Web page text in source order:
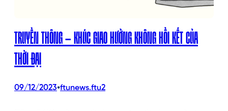
TRUYỀN THÔNG – KHÚC GIAO HƯỞNG KHÔNG HỒI KẾT CỦA
THỜI ĐẠI
09/12/2023•ftunews.ftu2